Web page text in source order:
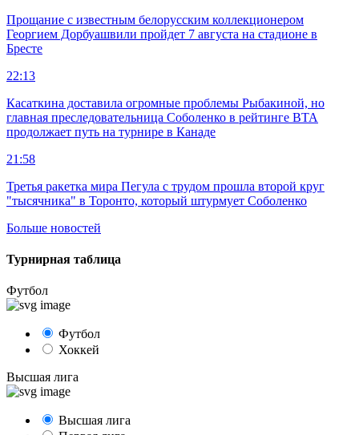
Прощание с известным белорусским коллекционером
Георгием Дорбуашвили пройдет 7 августа на стадионе в
Бресте
22:13
Касаткина доставила огромные проблемы Рыбакиной, но
главная преследовательница Соболенко в рейтинге ВТА
продолжает путь на турнире в Канаде
21:58
Третья ракетка мира Пегула с трудом прошла второй круг
"тысячника" в Торонто, который штурмует Соболенко
Больше новостей
Турнирная таблица
Футбол
Футбол
Хоккей
Высшая лига
Высшая лига